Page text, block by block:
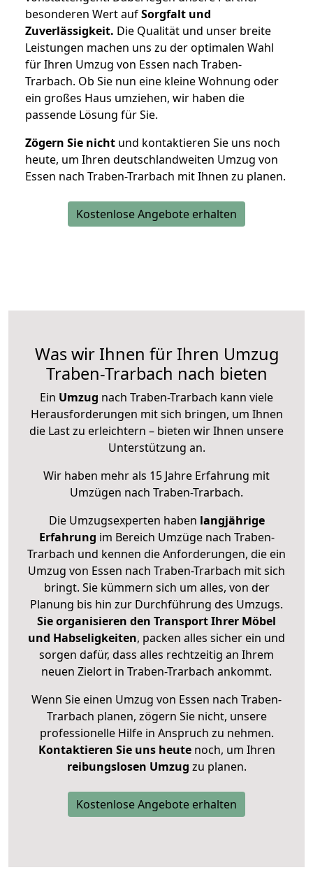
besonderen Wert aufSorgfalt und
Zuverlässigkeit. Die Qualität und unser breite
Leistungen machen uns zu der optimalen Wahl
für Ihren Umzug von Essen nach Traben-
Trarbach. Ob Sie nun eine kleine Wohnung oder
ein großes Haus umziehen, wir haben die
passende Lösung für Sie.
Zögern Sie nicht und kontaktieren Sie uns noch
heute, um Ihren deutschlandweiten Umzug von
Essen nach Traben-Trarbach mit Ihnen zu planen.
Kostenlose Angebote erhalten
Was wir Ihnen für Ihren Umzug
Traben-Trarbach nach bieten
Ein Umzug nach Traben-Trarbach kann viele
Herausforderungen mit sich bringen, um Ihnen
die Last zu erleichtern – bieten wir Ihnen unsere
Unterstützung an.
Wir haben mehr als 15 Jahre Erfahrung mit
Umzügen nach Traben-Trarbach.
Die Umzugsexperten haben langjährige
Erfahrung im Bereich Umzüge nach Traben-
Trarbach und kennen die Anforderungen, die ein
Umzug von Essen nach Traben-Trarbach mit sich
bringt. Sie kümmern sich um alles, von der
Planung bis hin zur Durchführung des Umzugs.
Sie organisieren den Transport Ihrer Möbel
und Habseligkeiten, packen alles sicher ein und
sorgen dafür, dass alles rechtzeitig an Ihrem
neuen Zielort in Traben-Trarbach ankommt.
Wenn Sie einen Umzug von Essen nach Traben-
Trarbach planen, zögern Sie nicht, unsere
professionelle Hilfe in Anspruch zu nehmen.
Kontaktieren Sie uns heutenoch, um Ihren
reibungslosen Umzug zu planen.
Kostenlose Angebote erhalten